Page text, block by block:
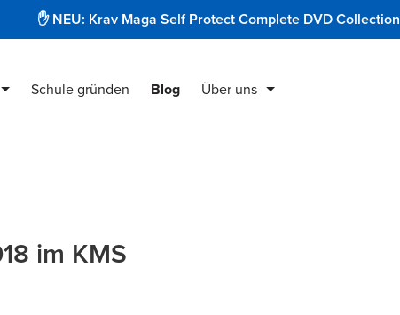
✋ NEU: Krav Maga Self Protect Complete DVD Collection
Schule gründen Blog Über uns
im KMS